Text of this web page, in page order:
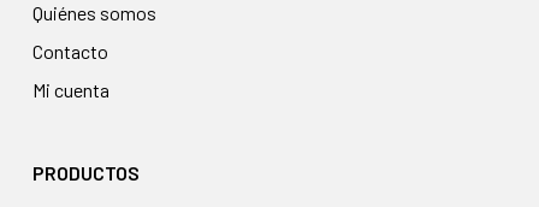
Quiénes somos
Contacto
Mi cuenta
PRODUCTOS